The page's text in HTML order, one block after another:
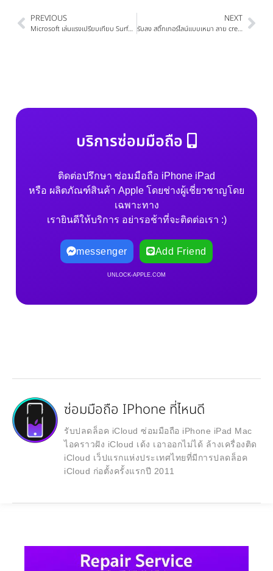
PREVIOUS
Microsoft เล่นแรงเปรียบเทียบ Surface pro 3 กับ Macbook pro บนหน้าเว็ป
NEXT
รับลง สติ๊กเกอร์ไลน์แบบเหมา ลาย creators sticker 20 ชุด 290 บาทด่วน
บริการซ่อมมือถือ
ติดต่อปรึกษา ซ่อมมือถือ iPhone iPad
หรือ ผลิตภัณฑ์สินค้า Apple โดยช่างผู้เชี่ยวชาญโดย
เฉพาะทาง
เรายินดีให้บริการ อย่ารอช้าที่จะติดต่อเรา :)
messenger Add Friend
UNLOCK-APPLE.COM
ซ่อมมือถือ IPhone ที่ไหนดี
รับปลดล็อค iCloud ซ่อมมือถือ iPhone iPad Mac
ไอคราวฝัง iCloud เด้ง เอาออกไม่ได้ ล้างเครื่องติด
iCloud เว็ปแรกแห่งประเทศไทยที่มีการปลดล็อค
iCloud ก่อตั้งครั้งแรกปี 2011